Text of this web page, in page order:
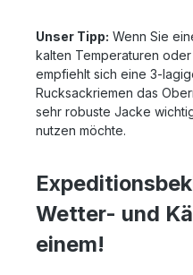
Unser Tipp: Wenn Sie
kalten Temperaturen
empfiehlt sich eine 3-
Rucksackriemen das
sehr robuste Jacke
nutzen möchte.
Wetter- und
einem!